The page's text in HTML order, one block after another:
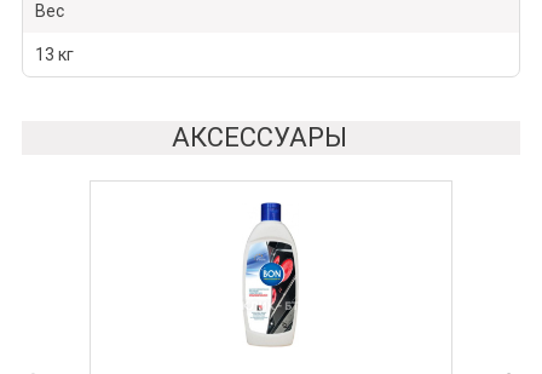
Вес
13 кг
АКСЕССУАРЫ